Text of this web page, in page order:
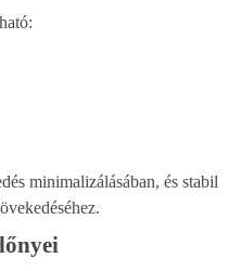
minimalizálásában, és stabil